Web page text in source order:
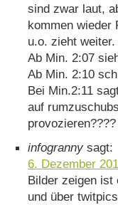
sind zwar laut,
kommen wieder
u.o. zieht weiter.
Ab Min. 2:07
Ab Min. 2:10
Bei Min.2:11
auf
provozieren????
infogranny sagt:
6. Dezember
Bilder zeigen ist
und über